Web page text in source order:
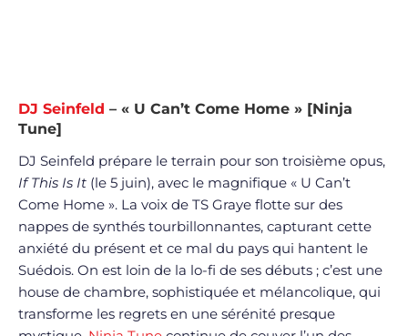
DJ Seinfeld – « U Can’t Come Home » [Ninja
Tune]
DJ Seinfeld prépare le terrain pour son troisième opus,
If This Is It (le 5 juin), avec le magnifique « U Can’t
Come Home ». La voix de TS Graye flotte sur des
nappes de synthés tourbillonnantes, capturant cette
anxiété du présent et ce mal du pays qui hantent le
Suédois. On est loin de la lo-fi de ses débuts ; c’est une
house de chambre, sophistiquée et mélancolique, qui
transforme les regrets en une sérénité presque